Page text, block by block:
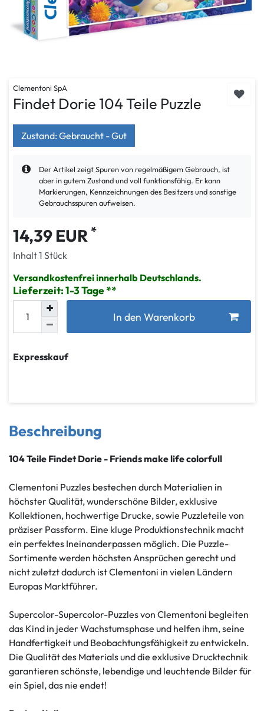
Clementoni SpA
Findet Dorie 104 Teile Puzzle
Zustand: Gebraucht - Gut
Der Artikel zeigt Spuren von regelmäßigem Gebrauch, ist
aber in gutem Zustand und voll funktionsfähig. Er kann
Markierungen, Kennzeichnungen des Besitzers und sonstige
Gebrauchsspuren aufweisen.
14,39 EUR *
Inhalt1 Stück
Versandkostenfrei innerhalb Deutschlands.
Lieferzeit: 1-3 Tage
In den Warenkorb
Expresskauf
Beschreibung
104 Teile Findet Dorie - Friends make life colorfull
Clementoni Puzzles bestechen durch Materialien in
höchster Qualität, wunderschöne Bilder, exklusive
Kollektionen, hochwertige Drucke, sowie Puzzleteile von
präziser Passform. Eine kluge Produktionstechnik macht
ein perfektes Ineinanderpassen möglich. Die Puzzle-
Sortimente werden höchsten Ansprüchen gerecht und
nicht zuletzt dadurch ist Clementoni in vielen Ländern
Europas Marktführer.
Supercolor-Supercolor-Puzzles von Clementoni begleiten
das Kind in jeder Wachstumsphase und helfen ihm, seine
Handfertigkeit und Beobachtungsfähigkeit zu entwickeln.
Die Qualität des Materials und die exklusive Drucktechnik
garantieren schönste, lebendige und leuchtende Bilder für
ein Spiel, das nie endet!